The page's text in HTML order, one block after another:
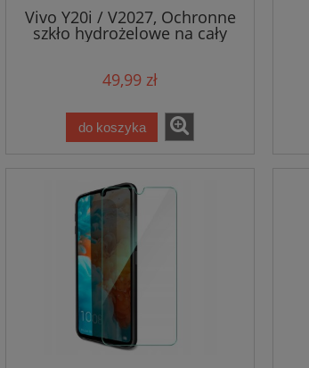
Vivo Y20i / V2027, Ochronne
szkło hydrożelowe na cały
wyświetlacz
49,99 zł
do koszyka